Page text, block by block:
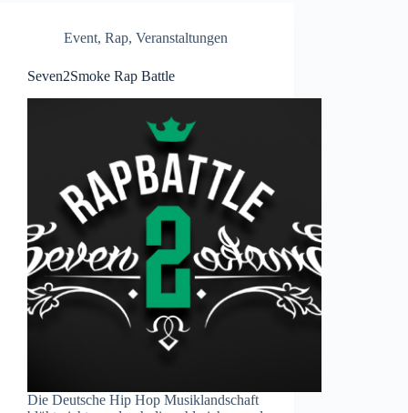
Event, Rap, Veranstaltungen
Seven2Smoke Rap Battle
Die Deutsche Hip Hop Musiklandschaft